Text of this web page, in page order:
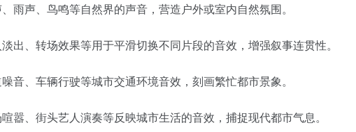
雨声、鸟鸣等自然界的声音，营造户外或室内自然氛围。
出、转场效果等用于平滑切换不同片段的音效，增强叙事连贯性。
音、车辆行驶等城市交通环境音效，刻画繁忙都市景象。
嚣、街头艺人演奏等反映城市生活的音效，捕捉现代都市气息。